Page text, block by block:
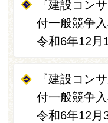
『建設コン
付一般競争
令和6年12月
『建設コン
付一般競争
令和6年12月